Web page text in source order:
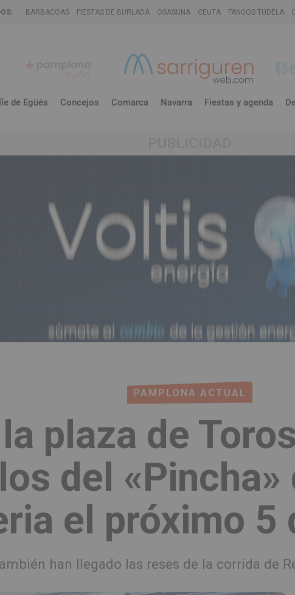
BARBACOAS FIESTAS DE BURLADA OSASUNA CEUTA FANGOS TUDELA
de Egüés Concejos Comarca Navarra Fiestas y agenda
PAMPLONA ACTUAL
plaza de
del «Pincha»
el próximo 5
han llegado las reses de la corrida de